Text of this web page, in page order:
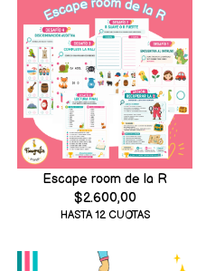
Escape room de la R
$2.600,00
HASTA 12 CUOTAS